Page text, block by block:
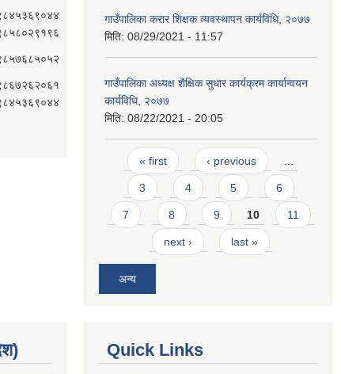
गाउँपालिका करार शिक्षक व्यवस्थापन कार्यविधि, २०७७
मिति: 08/29/2021 - 11:57
गाउँपालिका अध्यक्ष शैक्षिक सुधार कार्यक्रम कार्यान्वयन
कार्यविधि, २०७७
मिति: 08/22/2021 - 20:05
Pages
« first ‹ previous …
3 4 5 6
7 8 9 10 11
next › last »
अन्य
Quick Links